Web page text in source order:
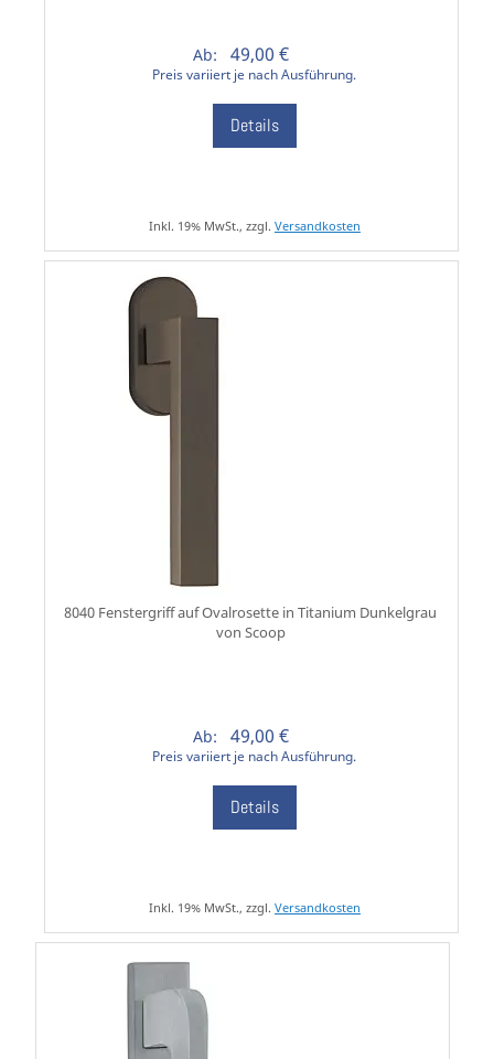
Ab: 49,00 €
Preis variiert je nach Ausführung.
Details
Inkl. 19% MwSt., zzgl. Versandkosten
8040 Fenstergriff auf Ovalrosette in Titanium Dunkelgrau
von Scoop
Ab: 49,00 €
Preis variiert je nach Ausführung.
Details
Inkl. 19% MwSt., zzgl. Versandkosten